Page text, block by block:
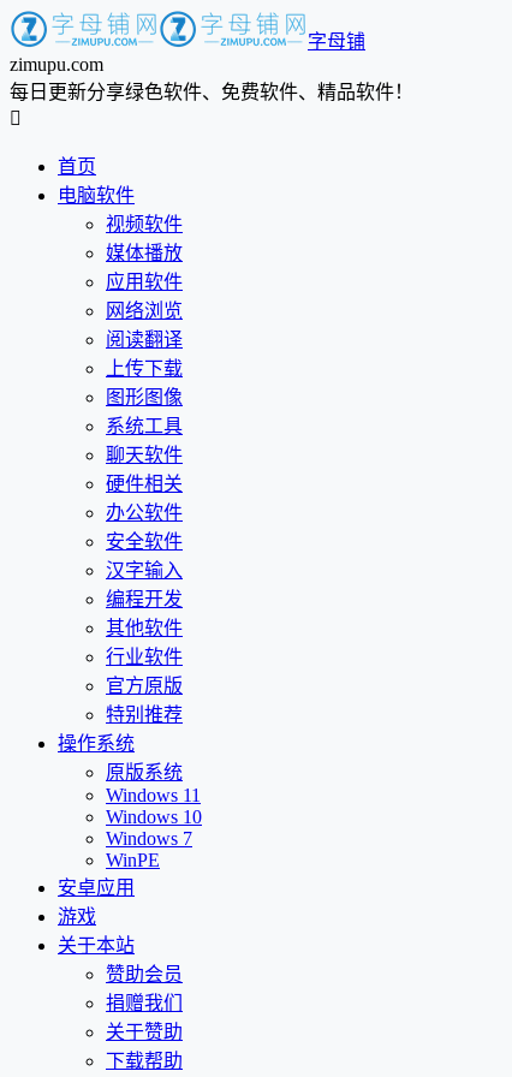
字母铺
zimupu.com
每日更新分享绿色软件、免费软件、精品软件！

首页
电脑软件
视频软件
媒体播放
应用软件
网络浏览
阅读翻译
上传下载
图形图像
系统工具
聊天软件
硬件相关
办公软件
安全软件
汉字输入
编程开发
其他软件
行业软件
官方原版
特别推荐
操作系统
原版系统
Windows 11
Windows 10
Windows 7
WinPE
安卓应用
游戏
关于本站
赞助会员
捐赠我们
关于赞助
下载帮助